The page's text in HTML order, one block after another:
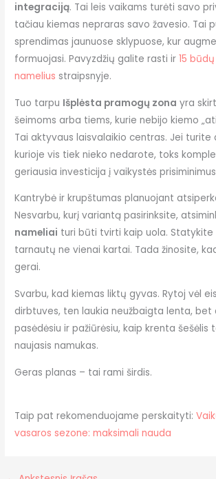
integraciją. Tai leis vaikams turėti savo
tačiau kiemas nepraras savo žavesio. Tai
sprendimas jaunuose sklypuose, kur
formuojasi. Pavyzdžių galite rasti ir15
namelius straipsnyje.
Tuo tarpu Išplėsta pramogų zona yra
šeimoms arba tiems, kurie nebijo kiemo
Tai aktyvaus laisvalaikio centras. Jei turite
kurioje vis tiek nieko nedarote, toks
geriausia investicija į vaikystės
Kantrybė ir krupštumas planuojant
Nesvarbu, kurį variantą pasirinksite,
nameliai turi būti tvirti kaip uola. Statykite
tarnautų ne vienai kartai. Tada žinosite,
gerai.
Svarbu, kad kiemas liktų gyvas. Rytoj vėl
dirbtuves, ten laukia neužbaigta lenta, bet
pasėdėsiu ir pažiūrėsiu, kaip krenta šešėlis
naujasis namukas.
Geras planas – tai rami širdis.
Taip pat rekomenduojame perskaityti:
vasaros sezone: maksimali nauda